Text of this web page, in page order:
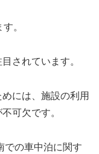
。
されています。
には、施設の利用
可欠です。
での車中泊に関す